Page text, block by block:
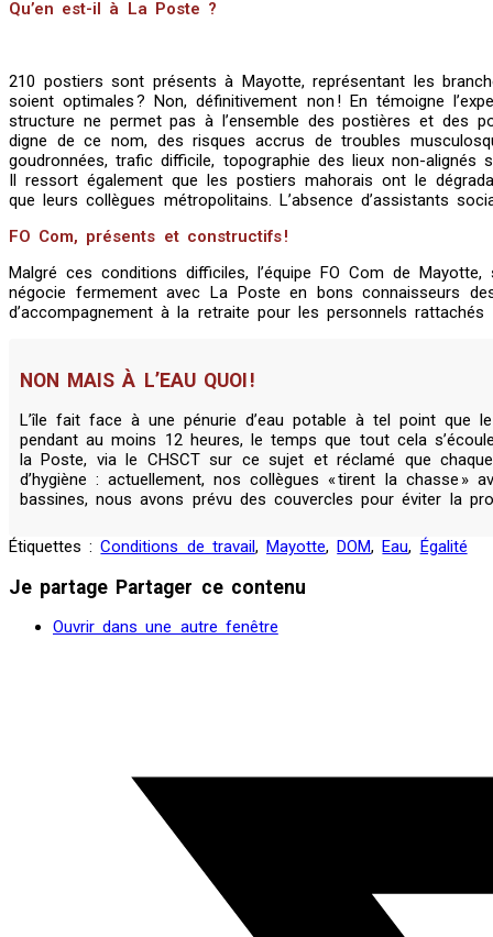
Qu’en est-il à La Poste ?
210 postiers sont présents à Mayotte, représentant les
soient optimales ? Non, définitivement non ! En témoigne
structure ne permet pas à l’ensemble des postières et des
digne de ce nom, des risques accrus de troubles
goudronnées, trafic difficile, topographie des lieux non-alignés
Il ressort également que les postiers mahorais ont le
que leurs collègues métropolitains. L’absence d’assistants
FO Com, présents et constructifs !
Malgré ces conditions difficiles, l’équipe FO Com de
négocie fermement avec La Poste en bons connaisseurs
d’accompagnement à la retraite pour les personnels
NON MAIS À L’EAU QUOI !
L’île fait face à une pénurie d’eau potable à tel point que
pendant au moins 12 heures, le temps que tout cela
la Poste, via le CHSCT sur ce sujet et réclamé que
d’hygiène : actuellement, nos collègues « tirent la chasse
bassines, nous avons prévu des couvercles pour éviter la
Étiquettes :Conditions de travail, Mayotte, DOM, Eau, Égalité
Je partage Partager ce contenu
Ouvrir dans une autre fenêtre